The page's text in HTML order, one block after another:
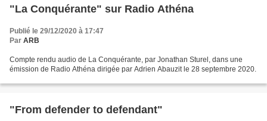
"La Conquérante" sur Radio Athéna
Publié le 29/12/2020 à 17:47
Par ARB
Compte rendu audio de La Conquérante, par Jonathan Sturel, dans une
émission de Radio Athéna dirigée par Adrien Abauzit le 28 septembre 2020.
"From defender to defendant"